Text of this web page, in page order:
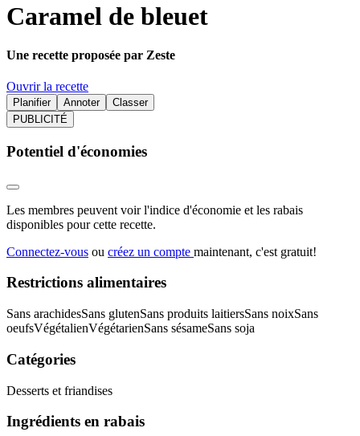
Caramel de bleuet
Une recette proposée par Zeste
Ouvrir la recette
Planifier Annoter
Classer
PUBLICITÉ
Potentiel d'économies
Les membres peuvent voir l'indice d'économie et les rabais
disponibles pour cette recette.
Connectez-vous ou créez un compte maintenant, c'est gratuit!
Restrictions alimentaires
Sans arachidesSans glutenSans produits laitiersSans noixSans
oeufsVégétalienVégétarienSans sésameSans soja
Catégories
Desserts et friandises
Ingrédients en rabais